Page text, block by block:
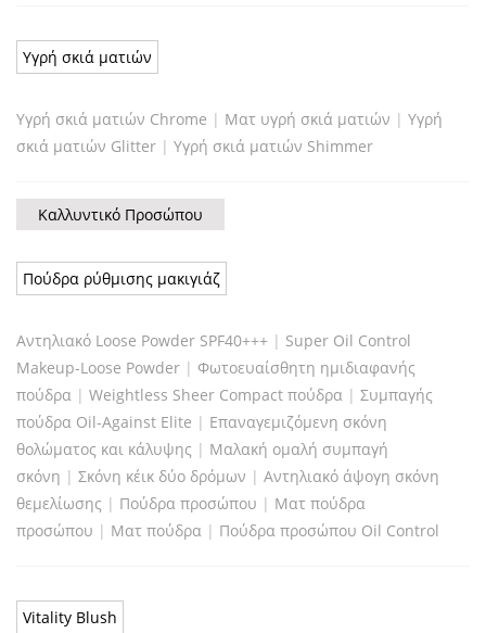
Υγρή σκιά ματιών
Υγρή σκιά ματιών Chrome | Ματ υγρή σκιά ματιών | Υγρή
σκιά ματιών Glitter | Υγρή σκιά ματιών Shimmer
Καλλυντικό Προσώπου
Πούδρα ρύθμισης μακιγιάζ
Αντηλιακό Loose Powder SPF40+++ | Super Oil Control
Makeup-Loose Powder | Φωτοευαίσθητη ημιδιαφανής
πούδρα | Weightless Sheer Compact πούδρα | Συμπαγής
πούδρα Oil-Against Elite | Επαναγεμιζόμενη σκόνη
θολώματος και κάλυψης | Μαλακή ομαλή συμπαγή
σκόνη | Σκόνη κέικ δύο δρόμων | Αντηλιακό άψογη σκόνη
θεμελίωσης | Πούδρα προσώπου | Ματ πούδρα
προσώπου | Ματ πούδρα | Πούδρα προσώπου Oil Control
Vitality Blush